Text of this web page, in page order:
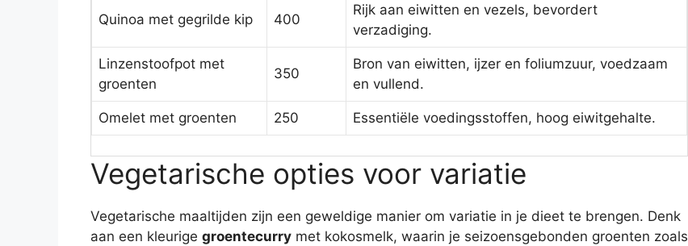
Quinoa met gegrilde kip 400
Rijk aan eiwitten en vezels, bevordert
verzadiging.
Linzenstoofpot met
groenten
350
Bron van eiwitten, ijzer en foliumzuur, voedzaam
en vullend.
Omelet met groenten 250 Essentiële voedingsstoffen, hoog eiwitgehalte.
Vegetarische opties voor variatie
Vegetarische maaltijden zijn een geweldige manier om variatie in je dieet te brengen. Denk
aan een kleurige groentecurry met kokosmelk, waarin je seizoensgebonden groenten zoals